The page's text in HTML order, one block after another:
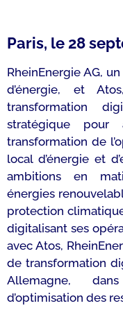
Paris, le 28
RheinEnergie AG,
d’énergie, et
transformation
stratégique pour
transformation de
local d’énergie et
ambitions en
énergies
protection
digitalisant ses
avec Atos,
de transformation
Allemagne,
d’optimisation des